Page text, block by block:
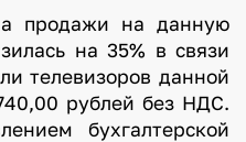
продажи на данную
на 35% в связи
телевизоров данной
рублей без НДС.
бухгалтерской